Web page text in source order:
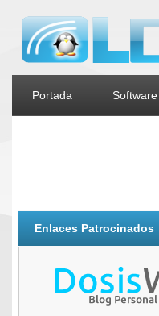
Portada Software
Enlaces Patrocinados